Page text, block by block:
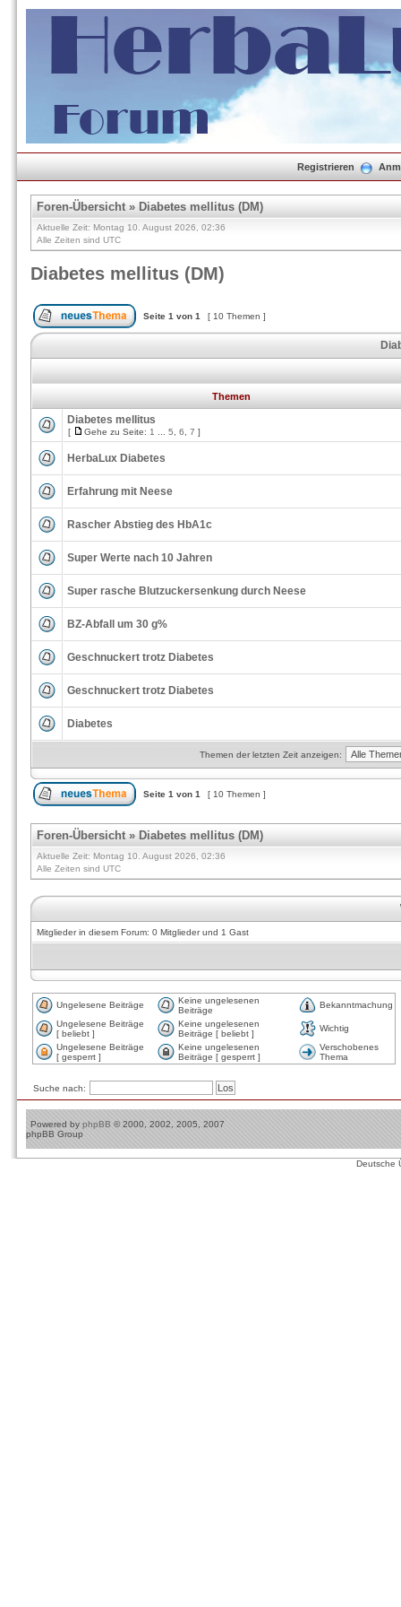
Registrieren
Foren-Übersicht» Diabetes mellitus (DM)
Aktuelle Zeit: Montag 10. August 2026, 02:36
Alle Zeiten sind UTC
Diabetes mellitus (DM)
Seite 1 von 1 [ 10 Themen ]
Themen
Diabetes mellitus
[ Gehe zu Seite: 1 5 6 7 ]
HerbaLux Diabetes
Erfahrung mit Neese
Rascher Abstieg des HbA1c
Super Werte nach 10 Jahren
Super rasche Blutzuckersenkung durch Neese
BZ-Abfall um 30 g%
Geschnuckert trotz Diabetes
Geschnuckert trotz Diabetes
Diabetes
Themen der letzten Zeit anzeigen:
Seite 1 von 1 [ 10 Themen ]
Foren-Übersicht» Diabetes mellitus (DM)
Aktuelle Zeit: Montag 10. August 2026, 02:36
Alle Zeiten sind UTC
Mitglieder in diesem Forum: 0 Mitglieder und 1 Gast
Ungelesene Beiträge
Keine ungelesenen
Beiträge
Bekanntmachung
Ungelesene Beiträge
[ beliebt ]
Keine ungelesenen
Beiträge [ beliebt ]
Wichtig
Ungelesene Beiträge
[ gesperrt ]
Keine ungelesenen
Beiträge [ gesperrt ]
Verschobenes
Thema
Suche nach:
Powered by phpBB © 2000, 2002, 2005, 2007
phpBB Group
Deutsche